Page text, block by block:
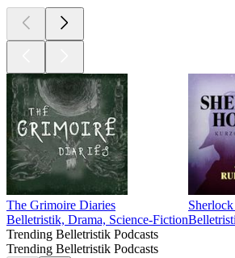
The Grimoire Diaries
Belletristik, Drama, Science-Fiction
Trending Belletristik Podcasts
Trending Belletristik Podcasts